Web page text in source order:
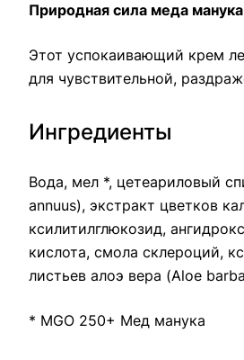
Природная сила меда
Этот успокаивающий крем
для чувствительной,
Ингредиенты
Вода, мел *, цетеариловый
annuus), экстракт цветков
ксилитилглюкозид,
кислота, смола склероций,
листьев алоэ вера (Aloe
* MGO 250+ Мед манука